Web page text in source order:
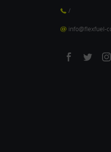
/
info@flexfuel-
On
On
On